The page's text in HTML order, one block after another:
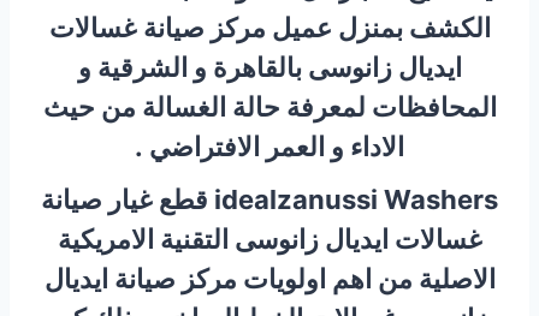
الكشف بمنزل عميل مركز صيانة غسالات
ايديال زانوسى بالقاهرة و الشرقية و
المحافظات لمعرفة حالة الغسالة من حيث
الاداء و العمر الافتراضي .
idealzanussi Washers قطع غيار صيانة
غسالات ايديال زانوسى التقنية الامريكية
الاصلية من اهم اولويات مركز صيانة ايديال